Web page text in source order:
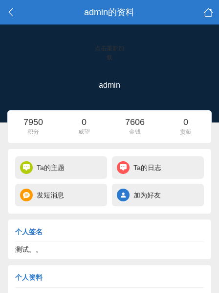
admin的资料
点击重新加
载
admin
7950
积分
0
威望
7606
金钱
0
贡献
Ta的主题 Ta的日志
发短消息 加为好友
个人签名
测试。。
个人资料